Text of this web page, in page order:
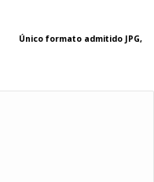
Único formato admitido JPG,